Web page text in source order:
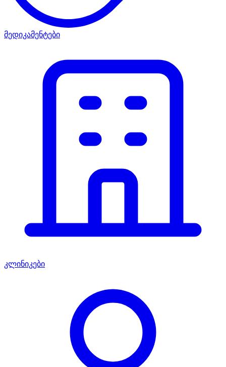
მედიკამენტები
კლინიკები